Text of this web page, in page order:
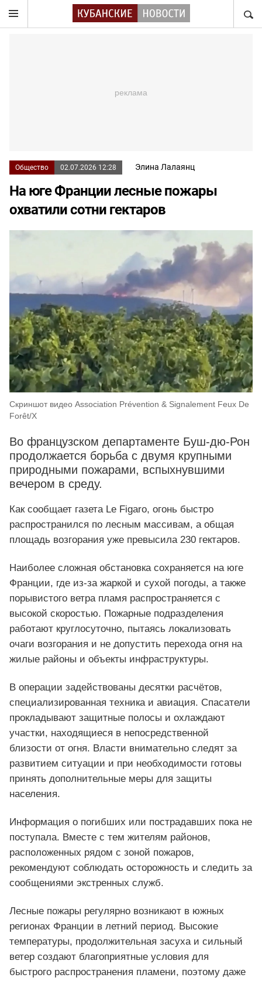
Общество 02.07.2026 12:28 Элина Лалаянц
На юге Франции лесные пожары
охватили сотни гектаров
Скриншот видео Association Prévention & Signalement Feux De
Forêt/X
Во французском департаменте Буш-дю-Рон
продолжается борьба с двумя крупными
природными пожарами, вспыхнувшими
вечером в среду.
Как сообщает газета Le Figaro, огонь быстро
распространился по лесным массивам, а общая
площадь возгорания уже превысила 230 гектаров.
Наиболее сложная обстановка сохраняется на юге
Франции, где из-за жаркой и сухой погоды, а также
порывистого ветра пламя распространяется с
высокой скоростью. Пожарные подразделения
работают круглосуточно, пытаясь локализовать
очаги возгорания и не допустить перехода огня на
жилые районы и объекты инфраструктуры.
В операции задействованы десятки расчётов,
специализированная техника и авиация. Спасатели
прокладывают защитные полосы и охлаждают
участки, находящиеся в непосредственной
близости от огня. Власти внимательно следят за
развитием ситуации и при необходимости готовы
принять дополнительные меры для защиты
населения.
Информация о погибших или пострадавших пока не
поступала. Вместе с тем жителям районов,
расположенных рядом с зоной пожаров,
рекомендуют соблюдать осторожность и следить за
сообщениями экстренных служб.
Лесные пожары регулярно возникают в южных
регионах Франции в летний период. Высокие
температуры, продолжительная засуха и сильный
ветер создают благоприятные условия для
быстрого распространения пламени, поэтому даже